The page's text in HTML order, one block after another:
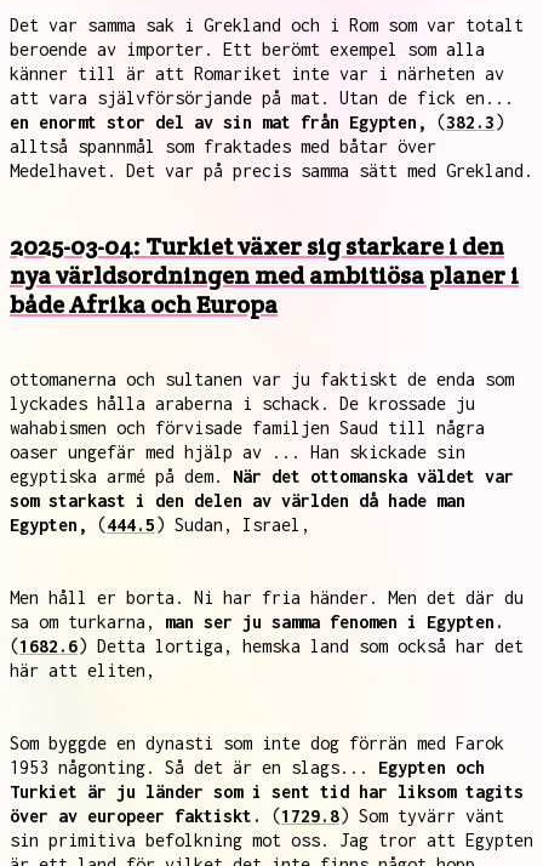
Det var samma sak i Grekland och i Rom som var totalt
beroende av importer. Ett berömt exempel som alla
känner till är att Romariket inte var i närheten av
att vara självförsörjande på mat. Utan de fick en...
en enormt stor del av sin mat från Egypten,
(382.3)
alltså spannmål som fraktades med båtar över
Medelhavet. Det var på precis samma sätt med Grekland.
2025-03-04: Turkiet växer sig starkare i den
nya världsordningen med ambitiösa planer i
både Afrika och Europa
ottomanerna och sultanen var ju faktiskt de enda som
lyckades hålla araberna i schack. De krossade ju
wahabismen och förvisade familjen Saud till några
oaser ungefär med hjälp av ... Han skickade sin
egyptiska armé på dem. När det ottomanska väldet var
som starkast i den delen av världen då hade man
Egypten,
(444.5) Sudan, Israel,
Men håll er borta. Ni har fria händer. Men det där du
sa om turkarna, man ser ju samma fenomen i Egypten.
(1682.6) Detta lortiga, hemska land som också har det
här att eliten,
Som byggde en dynasti som inte dog förrän med Farok
1953 någonting. Så det är en slags... Egypten och
Turkiet är ju länder som i sent tid har liksom tagits
över av europeer faktiskt.
(1729.8) Som tyvärr vänt
sin primitiva befolkning mot oss. Jag tror att Egypten